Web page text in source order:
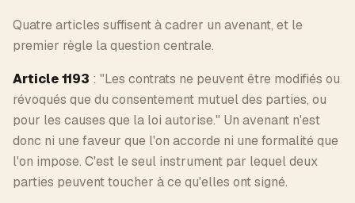
Quatre articles suffisent à cadrer un avenant, et le
premier règle la question centrale.
Article 1193 : "Les contrats ne peuvent être modifiés ou
révoqués que du consentement mutuel des parties, ou
pour les causes que la loi autorise." Un avenant n'est
donc ni une faveur que l'on accorde ni une formalité que
l'on impose. C'est le seul instrument par lequel deux
parties peuvent toucher à ce qu'elles ont signé.